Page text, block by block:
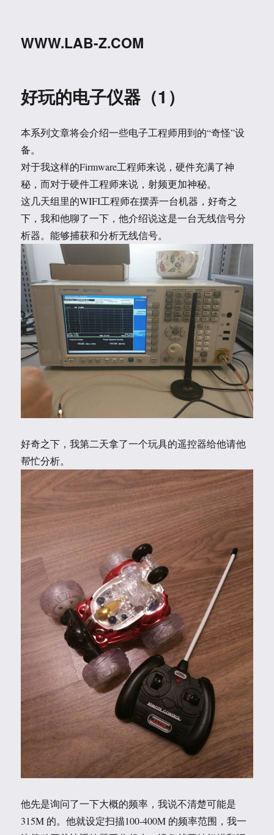
WWW.LAB-Z.COM
好玩的电子仪器（1）
本系列文章将会介绍一些电子工程师用到的“奇怪”设
备。
对于我这样的Firmware工程师来说，硬件充满了神
秘，而对于硬件工程师来说，射频更加神秘。
这几天组里的WIFI工程师在摆弄一台机器，好奇之
下，我和他聊了一下，他介绍说这是一台无线信号分
析器。能够捕获和分析无线信号。
好奇之下，我第二天拿了一个玩具的遥控器给他请他
帮忙分析。
他先是询问了一下大概的频率，我说不清楚可能是
315M 的。他就设定扫描100-400M 的频率范围，我一